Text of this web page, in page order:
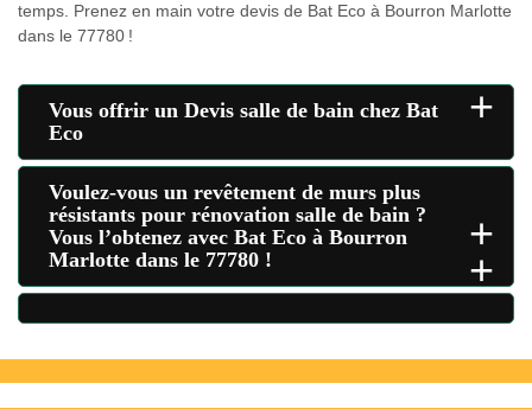
temps. Prenez en main votre devis de Bat Eco à Bourron Marlotte
dans le 77780 !
Vous offrir un Devis salle de bain chez Bat
Eco
+
Voulez-vous un revêtement de murs plus
résistants pour rénovation salle de bain ?
Vous l’obtenez avec Bat Eco à Bourron
Marlotte dans le 77780 !
+
+